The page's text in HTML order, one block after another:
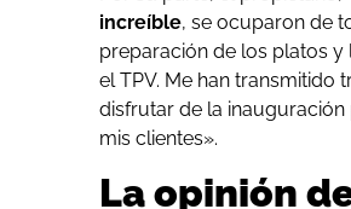
increíble, se ocuparon de
preparación de los platos
el TPV. Me han transmitido
disfrutar de la
mis clientes».
La opinión